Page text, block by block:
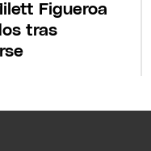
Figueroa
tras